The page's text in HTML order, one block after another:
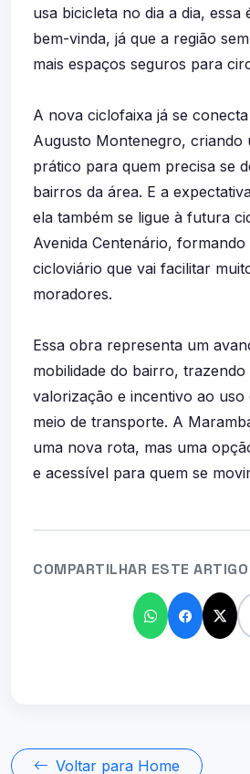
usa bicicleta no dia a dia, essa
bem-vinda, já que a região
mais espaços seguros para
A nova ciclofaixa já se
Augusto Montenegro, criando
prático para quem precisa se
bairros da área. E a
ela também se ligue à futura
Avenida Centenário,
cicloviário que vai facilitar
moradores.
Essa obra representa um
mobilidade do bairro, trazendo
valorização e incentivo ao uso
meio de transporte. A
uma nova rota, mas uma
e acessível para quem se
COMPARTILHAR ESTE ARTIGO
Voltar para Home